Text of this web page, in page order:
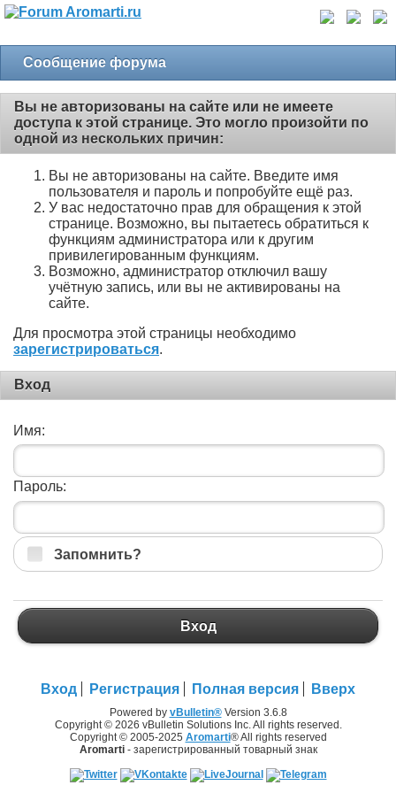
Сообщение форума
Вы не авторизованы на сайте или не имеете
доступа к этой странице. Это могло произойти по
одной из нескольких причин:
Вы не авторизованы на сайте. Введите имя
пользователя и пароль и попробуйте ещё раз.
У вас недостаточно прав для обращения к этой
странице. Возможно, вы пытаетесь обратиться к
функциям администратора или к другим
привилегированным функциям.
Возможно, администратор отключил вашу
учётную запись, или вы не активированы на
сайте.
Для просмотра этой страницы необходимо
зарегистрироваться.
Вход
Имя:
Пароль:
Запомнить?
Вход
Вход Регистрация Полная версия Вверх
Powered by vBulletin®Version 3.6.8
Copyright © 2026 vBulletin Solutions Inc. All rights reserved.
Copyright © 2005-2025 Aromarti® All rights reserved
Aromarti- зарегистрированный товарный знак